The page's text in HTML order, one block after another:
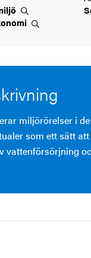
miljörörelser i
som ett sätt
vattenförsörjning